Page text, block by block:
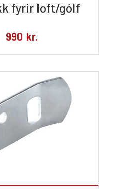
fyrir loft/gólf
990 kr.